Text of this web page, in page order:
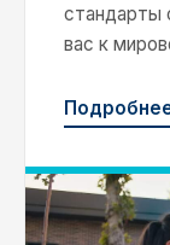
стандарты
вас к